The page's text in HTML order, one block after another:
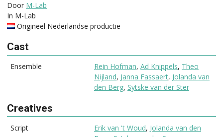
Door M-Lab
In M-Lab
Origineel Nederlandse productie
Cast
Ensemble Rein Hofman, Ad Knippels, Theo
Nijland, Janna Fassaert, Jolanda van
den Berg, Sytske van der Ster
Creatives
Script Erik van 't Woud, Jolanda van den